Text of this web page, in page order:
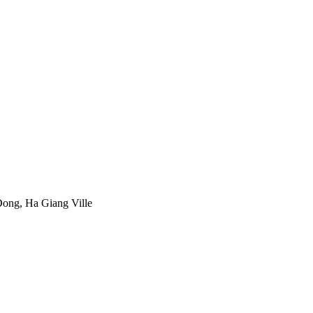
Ha Giang Ville